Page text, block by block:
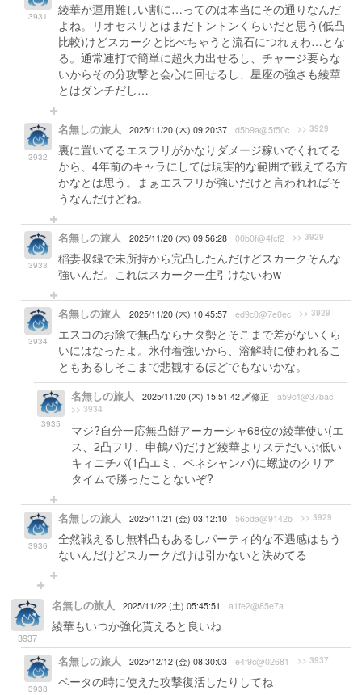
3931
綾華が運用難しい割に…ってのは本当にその通りなんだ
よね。リオセスリとはまだトントンくらいだと思う(低凸
比較)けどスカークと比べちゃうと流石につれぇわ…とな
る。通常連打で簡単に超火力出せるし、チャージ要らな
いからその分攻撃と会心に回せるし、星座の強さも綾華
とはダンチだし…
3932
名無しの旅人 2025/11/20 (木) 09:20:37 d5b9a@5f50c >> 3929
裏に置いてるエスフリがかなりダメージ稼いでくれてる
から、4年前のキャラにしては現実的な範囲で戦えてる方
かなとは思う。まぁエスフリが強いだけと言われればそ
うなんだけどね。
3933
名無しの旅人 2025/11/20 (木) 09:56:28 00b0f@4fcf2 >> 3929
稲妻収録で未所持から完凸したんだけどスカークそんな
強いんだ。これはスカーク一生引けないわw
3934
名無しの旅人 2025/11/20 (木) 10:45:57 ed9c0@7e0ec >> 3929
エスコのお陰で無凸ならナタ勢とそこまで差がないくら
いにはなったよ。氷付着強いから、溶解時に使われるこ
ともあるしそこまで悲観するほどでもないかな。
3935
名無しの旅人 2025/11/20 (木) 15:51:42 修正 a59c4@37bac
>> 3934
マジ?自分一応無凸餅アーカーシャ68位の綾華使い(エ
ス、2凸フリ、申鶴パ)だけど綾華よりステだいぶ低い
キィニチパ(1凸エミ、ベネシャンパ)に螺旋のクリア
タイムで勝ったことないぞ?
3936
名無しの旅人 2025/11/21 (金) 03:12:10 565da@9142b >> 3929
全然戦えるし無料凸もあるしパーティ的な不遇感はもう
ないんだけどスカークだけは引かないと決めてる
3937
名無しの旅人 2025/11/22 (土) 05:45:51 a1fe2@85e7a
綾華もいつか強化貰えると良いね
3938
名無しの旅人 2025/12/12 (金) 08:30:03 e4f9c@02681 >> 3937
ベータの時に使えた攻撃復活したりしてね